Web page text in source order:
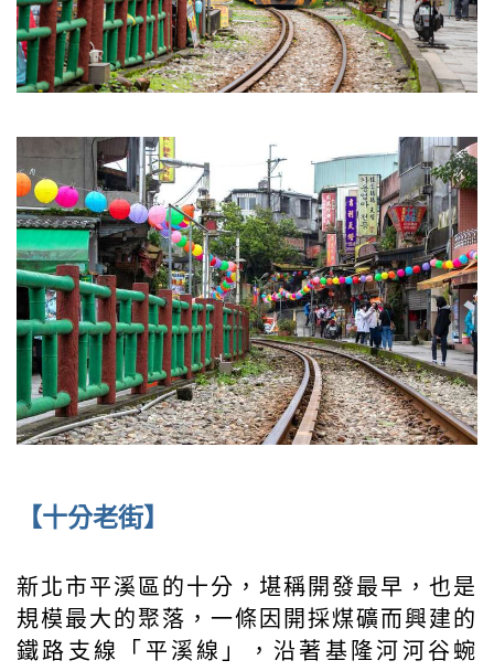
【十分老街】
新北市平溪區的十分，堪稱開發最早，也是
規模最大的聚落，一條因開採煤礦而興建的
鐵路支線「平溪線」，沿著基隆河河谷蜿